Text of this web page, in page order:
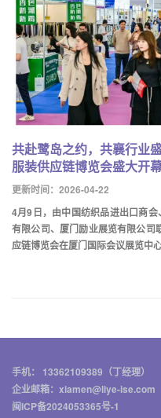
共赴鹭岛之约，共襄行业
服装供应链博览会盛大开幕
更新时间：2026-04-22
4月9日，由中国纺织品进出口商
有限公司、厦门励业展览有限公
应链博览会在厦门国际会议展览中
手机： 13362109389（丁经理）
企业邮箱：xiamen@liye-ise.com
闽ICP备2024053365号-1